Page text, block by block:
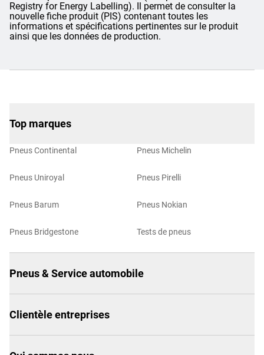
Registry for Energy Labelling). Il permet de consulter la
nouvelle fiche produit (PIS) contenant toutes les
informations et spécifications pertinentes sur le produit
ainsi que les données de production.
Top marques
Pneus Continental
Pneus Uniroyal
Pneus Barum
Pneus Bridgestone
Pneus Michelin
Pneus Pirelli
Pneus Nokian
Tests de pneus
Pneus & Service automobile
Clientèle entreprises